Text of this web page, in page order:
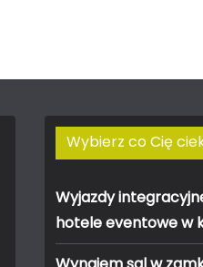
Wybierz co Cię
Wyjazdy
hotele eventowe w